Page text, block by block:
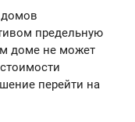
домов
предельную
доме не может
перейти на